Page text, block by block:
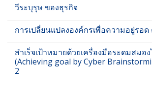
วีระบุรุษ ของธุรกิจ
การเปลี่ยนแปลงองค์กรเพื่อความอยู่รอ
สำเร็จเป้าหมายด้วยเครื่องมือระดมสมอ
(Achieving goal by Cyber
2